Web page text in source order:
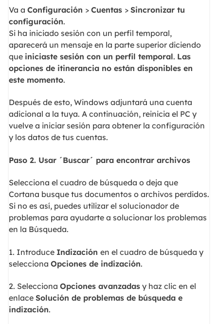
Va a Configuración > Cuentas > Sincronizar tu
configuración.
Si ha iniciado sesión con un perfil temporal,
aparecerá un mensaje en la parte superior diciendo
que iniciaste sesión con un perfil temporal. Las
opciones de itinerancia no están disponibles en
este momento.
Después de esto, Windows adjuntará una cuenta
adicional a la tuya. A continuación, reinicia el PC y
vuelve a iniciar sesión para obtener la configuración
y los datos de tus cuentas.
Paso 2. Usar ´Buscar´ para encontrar archivos
Selecciona el cuadro de búsqueda o deja que
Cortana busque tus documentos o archivos perdidos.
Si no es así, puedes utilizar el solucionador de
problemas para ayudarte a solucionar los problemas
en la Búsqueda.
1. Introduce Indización en el cuadro de búsqueda y
selecciona Opciones de indización.
2. Selecciona Opciones avanzadasy haz clic en el
enlace Solución de problemas de búsqueda e
indización.